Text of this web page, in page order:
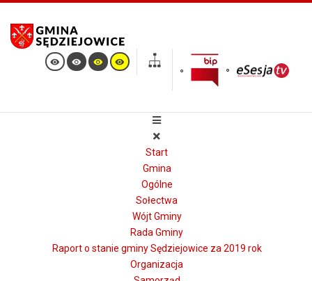
Start
Gmina
Ogólne
Sołectwa
Wójt Gminy
Rada Gminy
Raport o stanie gminy Sędziejowice za 2019 rok
Organizacja